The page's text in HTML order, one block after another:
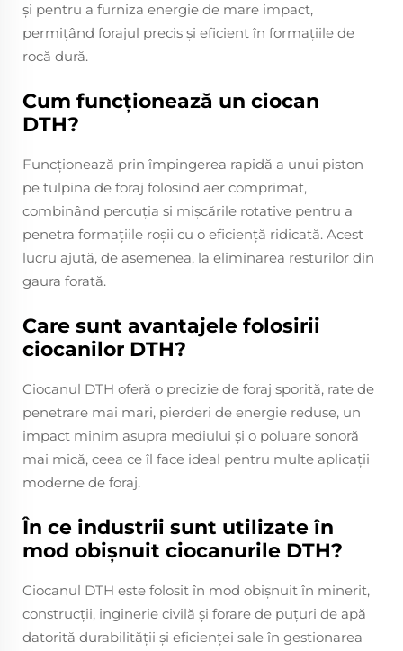
și pentru a furniza energie de mare impact,
permițând forajul precis și eficient în formațiile de
rocă dură.
Cum funcţionează un ciocan
DTH?
Funcționează prin împingerea rapidă a unui piston
pe tulpina de foraj folosind aer comprimat,
combinând percuția și mișcările rotative pentru a
penetra formațiile roșii cu o eficiență ridicată. Acest
lucru ajută, de asemenea, la eliminarea resturilor din
gaura forată.
Care sunt avantajele folosirii
ciocanilor DTH?
Ciocanul DTH oferă o precizie de foraj sporită, rate de
penetrare mai mari, pierderi de energie reduse, un
impact minim asupra mediului și o poluare sonoră
mai mică, ceea ce îl face ideal pentru multe aplicații
moderne de foraj.
În ce industrii sunt utilizate în
mod obișnuit ciocanurile DTH?
Ciocanul DTH este folosit în mod obișnuit în minerit,
construcții, inginerie civilă și forare de puțuri de apă
datorită durabilității și eficienței sale în gestionarea